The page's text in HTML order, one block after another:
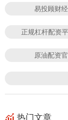
易投顾财
正规杠杆配资
原油配资
热门文章